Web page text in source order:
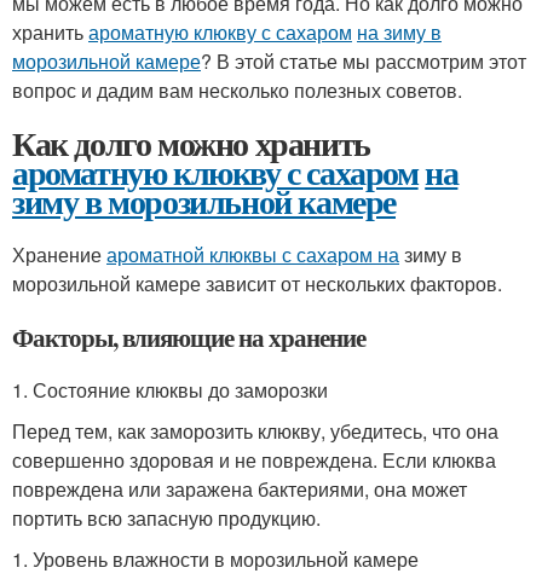
хранитьароматную клюкву с сахаром на зиму в
морозильной камере? В этой статье мы рассмотрим этот
вопрос и дадим вам несколько полезных советов.
Как долго можно хранить
ароматную клюкву с сахаромна
зиму в морозильной камере
Хранениеароматной клюквы с сахаром назиму в
морозильной камере зависит от нескольких факторов.
Факторы, влияющие на хранение
1. Состояние клюквы до заморозки
Перед тем, как заморозить клюкву, убедитесь, что она
совершенно здоровая и не повреждена. Если клюква
повреждена или заражена бактериями, она может
портить всю запасную продукцию.
1. Уровень влажности в морозильной камере